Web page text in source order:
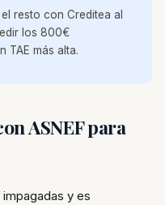
resto con Creditea al
los 800€
TAE más alta.
ASNEF para
y es